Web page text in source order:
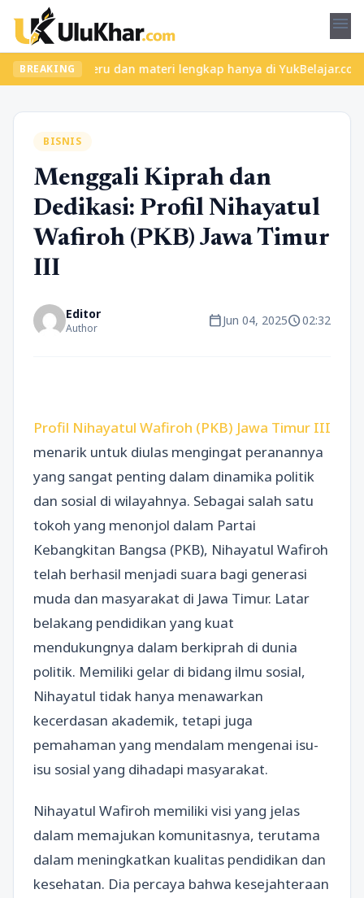
menu
BREAKING
seru dan materi lengkap hanya di YukBelajar.com.
BISNIS
Menggali Kiprah dan
Dedikasi: Profil Nihayatul
Wafiroh (PKB) Jawa Timur
III
Editor
Author calendar_todayJun 04, 2025schedule02:32
Profil Nihayatul Wafiroh (PKB) Jawa Timur III
menarik untuk diulas mengingat peranannya
yang sangat penting dalam dinamika politik
dan sosial di wilayahnya. Sebagai salah satu
tokoh yang menonjol dalam Partai
Kebangkitan Bangsa (PKB), Nihayatul Wafiroh
telah berhasil menjadi suara bagi generasi
muda dan masyarakat di Jawa Timur. Latar
belakang pendidikan yang kuat
mendukungnya dalam berkiprah di dunia
politik. Memiliki gelar di bidang ilmu sosial,
Nihayatul tidak hanya menawarkan
kecerdasan akademik, tetapi juga
pemahaman yang mendalam mengenai isu-
isu sosial yang dihadapi masyarakat.
Nihayatul Wafiroh memiliki visi yang jelas
dalam memajukan komunitasnya, terutama
dalam meningkatkan kualitas pendidikan dan
kesehatan. Dia percaya bahwa kesejahteraan